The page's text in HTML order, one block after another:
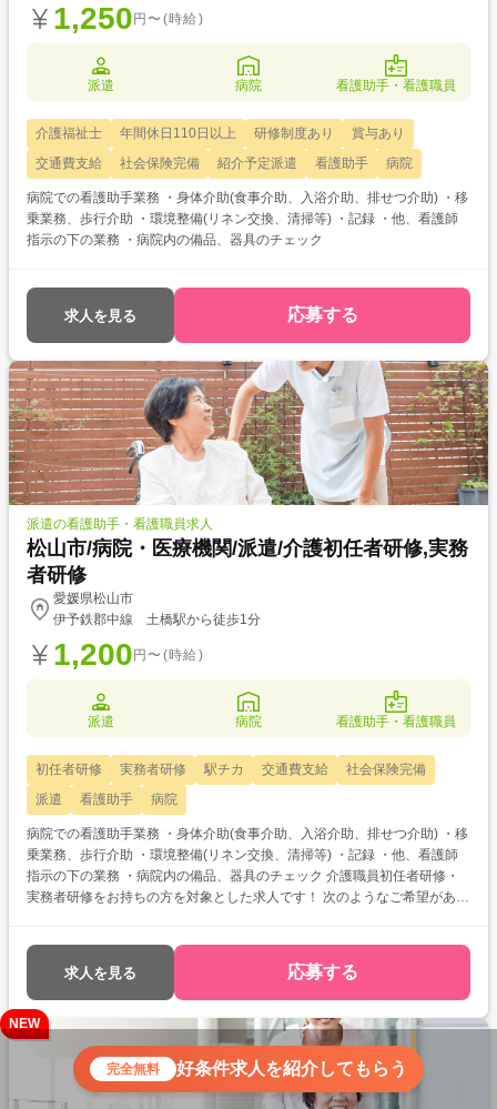
1,250 円〜(時給)
派遣 病院 看護助手・看護職員
介護福祉士 年間休日110日以上 研修制度あり
賞与あり
交通費支給
社会保険完備 紹介予定派遣 看護助手 病院
病院での看護助手業務 ・身体介助(食事介助、入浴介助、排せつ介助) ・移
乗業務、歩行介助 ・環境整備(リネン交換、清掃等) ・記録 ・他、看護師
指示の下の業務 ・病院内の備品、器具のチェック
求人を見る 応募する
派遣の看護助手・看護職員求人
松山市/病院・医療機関/派遣/介護初任者研修,実務
者研修
愛媛県松山市
伊予鉄郡中線 土橋駅から徒歩1分
1,200 円〜(時給)
派遣 病院 看護助手・看護職員
初任者研修 実務者研修 駅チカ 交通費支給
社会保険完備
派遣
看護助手 病院
病院での看護助手業務 ・身体介助(食事介助、入浴介助、排せつ介助) ・移
乗業務、歩行介助 ・環境整備(リネン交換、清掃等) ・記録 ・他、看護師
指示の下の業務 ・病院内の備品、器具のチェック 介護職員初任者研修・
実務者研修をお持ちの方を対象とした求人です！ 次のようなご希望がある
求人を見る 応募する
NEW
完全無料 好条件求人を紹介してもらう